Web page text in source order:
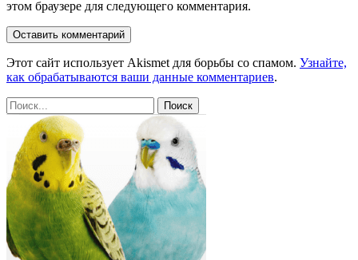
этом браузере для следующего комментария.
Этот сайт использует Akismet для борьбы со спамом. Узнайте,
как обрабатываются ваши данные комментариев.